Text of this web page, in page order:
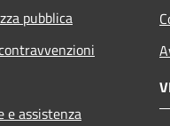
pubblica
e assistenza